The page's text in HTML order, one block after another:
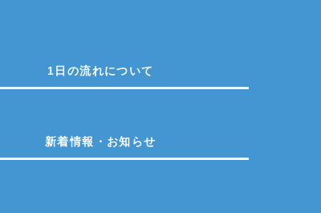
1日の流れについて
新着情報・お知らせ